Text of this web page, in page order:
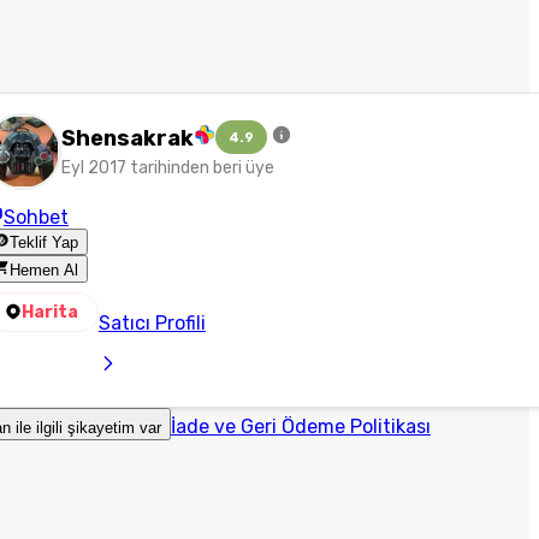
Shensakrak 4.9
Eyl 2017 tarihinden beri üye
Sohbet
Teklif Yap
Hemen Al
Harita Satıcı Profili
ile ilgili şikayetim var İade ve Geri Ödeme Politikası